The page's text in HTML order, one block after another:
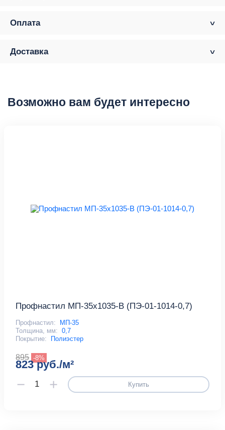
Оплата
Доставка
Возможно вам будет интересно
Профнастил МП-35x1035-B (ПЭ-01-1014-0,7)
Профнастил:
МП-35
Толщина, мм: 0,7
Покрытие:
Полиэстер
895 -8%
823 руб./м²
Купить